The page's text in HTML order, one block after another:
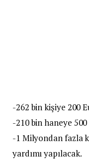
-262 bin kişiye 200
-210 bin haneye
-1 Milyondan fazla
yardımı yapılacak.